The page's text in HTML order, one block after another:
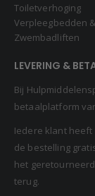
Toiletverhoging
Verpleegbedden
Zwembadliften
LEVERING &
Bij
betaalplatform
Iedere klant
de bestelling
het
terug.